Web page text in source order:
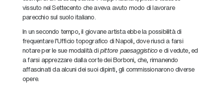
vissuto nel Settecento che aveva avuto modo di lavorare
parecchio sul suolo italiano.
In un secondo tempo, il giovane artista ebbe la possibilità di
frequentare l’Ufficio topografico di Napoli, dove riuscì a farsi
notare per le sue modalità dipittore paesaggisticoe di vedute, ed
a farsi apprezzare dalla corte dei Borboni, che, rimanendo
affascinati da alcuni dei suoi dipinti, gli commissionarono diverse
opere.